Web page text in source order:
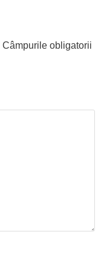
Câmpurile obligatorii